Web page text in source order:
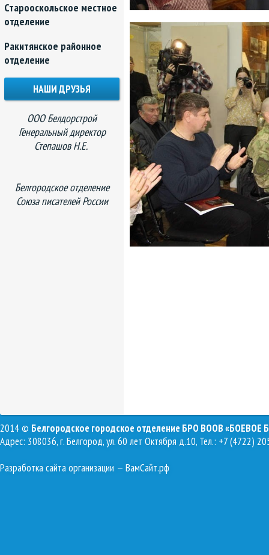
Старооскольское местное
отделение
Ракитянское районное
отделение
НАШИ ДРУЗЬЯ
ООО Белдорстрой
Генеральный директор
Степашов Н.Е.
Белгородское отделение
Союза писателей России
2014 © Белгородское городское отделение БРО ВООВ «БОЕВОЕ
Адрес: 308036, г. Белгород, ул. 60 лет Октября д.10, Тел.: +7 (4722)
Разработка сайта организации — ВамСайт.рф